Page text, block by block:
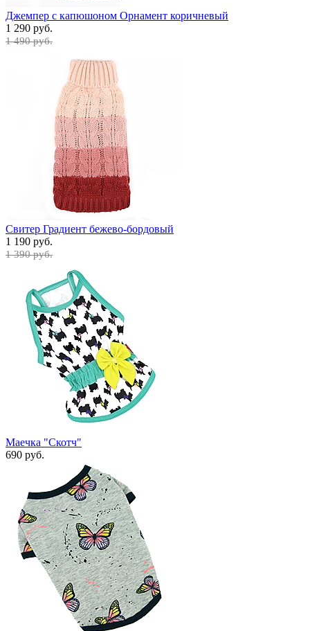
Джемпер с капюшоном Орнамент коричневый
1 290 руб.
1 490 руб.
Свитер Градиент бежево-бордовый
1 190 руб.
1 390 руб.
Маечка "Скотч"
690 руб.